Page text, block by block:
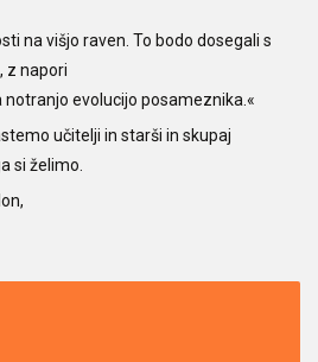
na višjo raven. To bodo dosegali s
z napori
notranjo evolucijo posameznika.«
učitelji in starši in skupaj
si želimo.